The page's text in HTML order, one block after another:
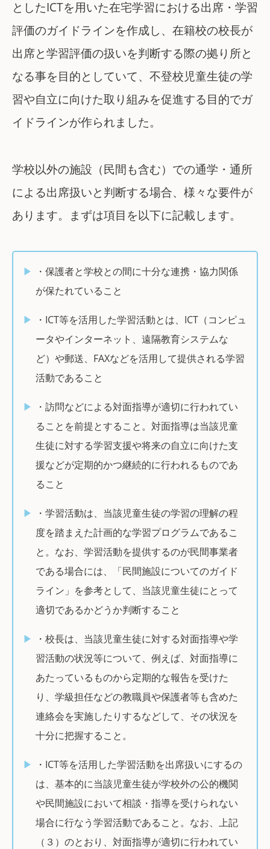
としたICTを用いた在宅学習における出席・学習
評価のガイドラインを作成し、在籍校の校長が
出席と学習評価の扱いを判断する際の拠り所と
なる事を目的としていて、不登校児童生徒の学
習や自立に向けた取り組みを促進する目的でガ
イドラインが作られました。
学校以外の施設（民間も含む）での通学・通所
による出席扱いと判断する場合、様々な要件が
あります。まずは項目を以下に記載します。
・保護者と学校との間に十分な連携・協力関係
が保たれていること
・ICT等を活用した学習活動とは、ICT（コンピュ
ータやインターネット、遠隔教育システムな
ど）や郵送、FAXなどを活用して提供される学習
活動であること
・訪問などによる対面指導が適切に行われてい
ることを前提とすること。対面指導は当該児童
生徒に対する学習支援や将来の自立に向けた支
援などが定期的かつ継続的に行われるものであ
ること
・学習活動は、当該児童生徒の学習の理解の程
度を踏まえた計画的な学習プログラムであるこ
と。なお、学習活動を提供するのが民間事業者
である場合には、「民間施設についてのガイド
ライン」を参考として、当該児童生徒にとって
適切であるかどうか判断すること
・校長は、当該児童生徒に対する対面指導や学
習活動の状況等について、例えば、対面指導に
あたっているものから定期的な報告を受けた
り、学級担任などの教職員や保護者等も含めた
連絡会を実施したりするなどして、その状況を
十分に把握すること。
・ICT等を活用した学習活動を出席扱いにするの
は、基本的に当該児童生徒が学校外の公的機関
や民間施設において相談・指導を受けられない
場合に行なう学習活動であること。なお、上記
（３）のとおり、対面指導が適切に行われてい